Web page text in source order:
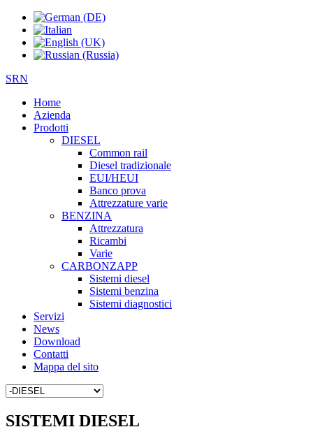
SRN
Home
Azienda
Prodotti
DIESEL
Common rail
Diesel tradizionale
EUI/HEUI
Banco prova
Attrezzature varie
BENZINA
Attrezzatura
Ricambi
Varie
CARBONZAPP
Sistemi diesel
Sistemi benzina
Sistemi diagnostici
Servizi
News
Download
Contatti
Mappa del sito
SISTEMI DIESEL